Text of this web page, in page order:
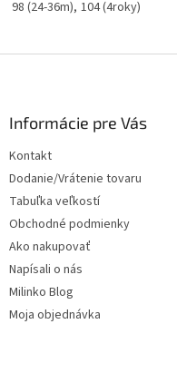
98 (24-36m) 104 (4roky)
Informácie pre Vás
Kontakt
Dodanie/Vrátenie tovaru
Tabuľka veľkostí
Obchodné podmienky
Ako nakupovať
Napísali o nás
Milinko Blog
Moja objednávka